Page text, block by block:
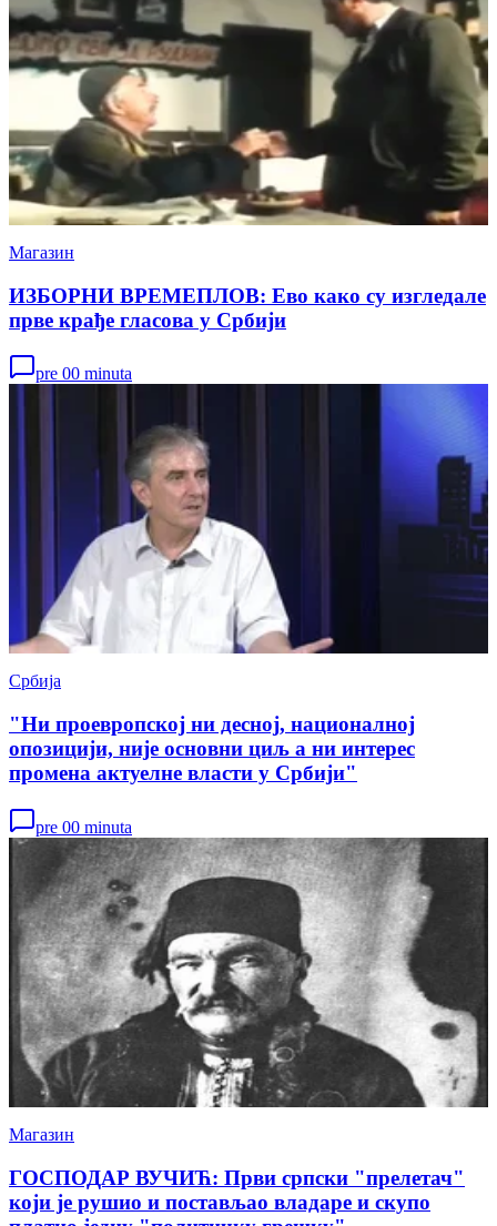
Магазин
ИЗБОРНИ ВРЕМЕПЛОВ: Ево како су изгледале
прве крађе гласова у Србији
pre 00 minuta
Србија
"Ни проевропској ни десној, националној
опозицији, није основни циљ а ни интерес
промена актуелне власти у Србији"
pre 00 minuta
Магазин
ГОСПОДАР ВУЧИЋ: Први српски "прелетач"
који је рушио и постављао владаре и скупо